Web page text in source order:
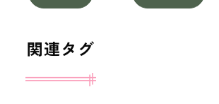
関連タグ